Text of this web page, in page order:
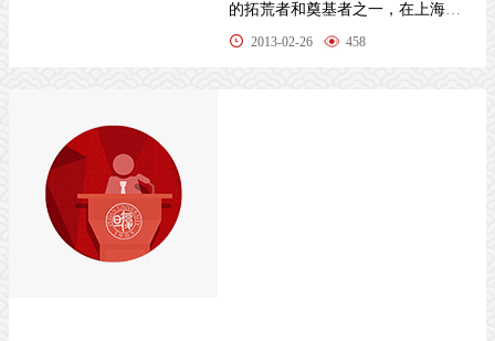
的拓荒者和奠基者之一，在上海市
第十一届哲学社会科学优秀成果颁
2013-02-26 458